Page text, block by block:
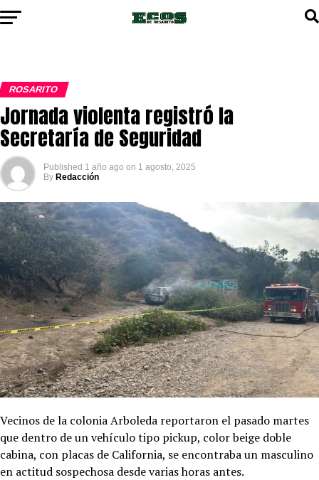
ROSARITO
Jornada violenta registró la
Secretaría de Seguridad
Published 1 año ago on 1 agosto, 2025
By Redacción
Vecinos de la colonia Arboleda reportaron el pasado martes
que dentro de un vehículo tipo pickup, color beige doble
cabina, con placas de California, se encontraba un masculino
en actitud sospechosa desde varias horas antes.